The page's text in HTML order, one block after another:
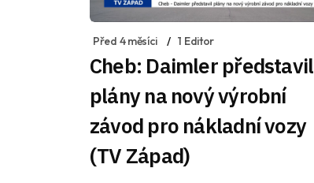
Před 4 měsíci 1 Editor
Cheb: Daimler představil
plány na nový výrobní
závod pro nákladní vozy
(TV Západ)